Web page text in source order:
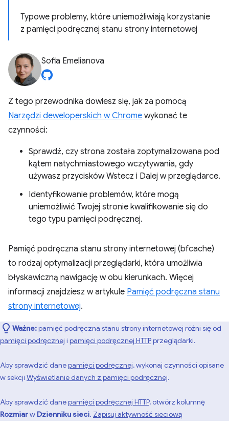
Typowe problemy, które uniemożliwiają korzystanie
z pamięci podręcznej stanu strony internetowej
Sofia Emelianova
Z tego przewodnika dowiesz się, jak za pomocą
Narzędzi deweloperskich w Chrome wykonać te
czynności:
Sprawdź, czy strona została zoptymalizowana pod
kątem natychmiastowego wczytywania, gdy
używasz przycisków Wstecz i Dalej w przeglądarce.
Identyfikowanie problemów, które mogą
uniemożliwić Twojej stronie kwalifikowanie się do
tego typu pamięci podręcznej.
Pamięć podręczna stanu strony internetowej (bfcache)
to rodzaj optymalizacji przeglądarki, która umożliwia
błyskawiczną nawigację w obu kierunkach. Więcej
informacji znajdziesz w artykule Pamięć podręczna stanu
strony internetowej.
Ważne:pamięć podręczna stanu strony internetowej różni się od
pamięci podręcznej i pamięci podręcznej HTTPprzeglądarki.
Aby sprawdzić danepamięci podręcznej, wykonaj czynności opisane
w sekcji Wyświetlanie danych z pamięci podręcznej.
Aby sprawdzić danepamięci podręcznej HTTP, otwórz kolumnę
Rozmiarw Dzienniku sieci. Zapisuj aktywność sieciową